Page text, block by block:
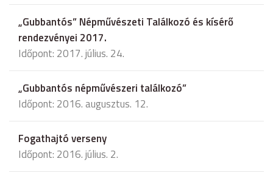
„Gubbantós” Népművészeti Találkozó és kísérő
rendezvényei 2017.
Időpont: 2017. július. 24.
„Gubbantós népművészeri találkozó”
Időpont: 2016. augusztus. 12.
Fogathajtó verseny
Időpont: 2016. július. 2.